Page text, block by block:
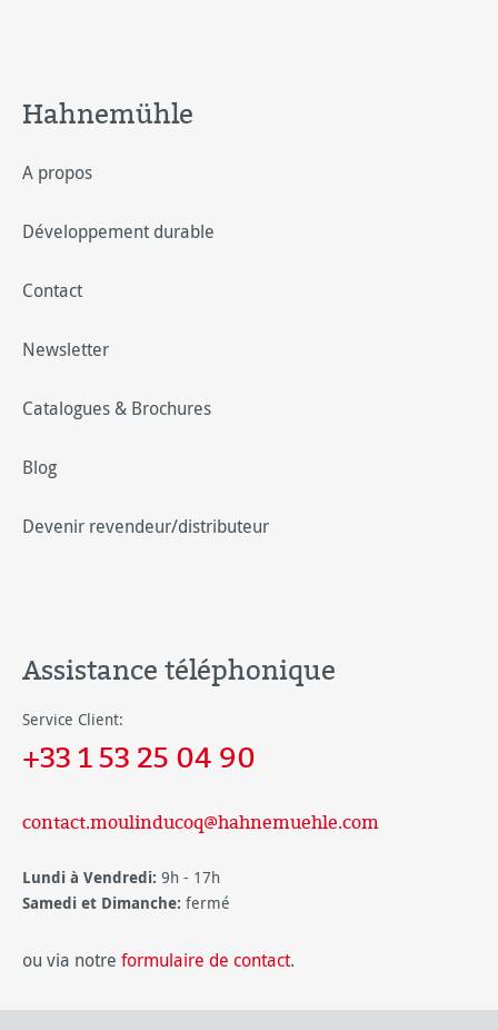
Hahnemühle
A propos
Développement durable
Contact
Newsletter
Catalogues & Brochures
Blog
Devenir revendeur/distributeur
Assistance téléphonique
Service Client:
+33 1 53 25 04 90
contact.moulinducoq@hahnemuehle.com
Lundi à Vendredi: 9h - 17h
Samedi et Dimanche: fermé
ou via notre formulaire de contact.